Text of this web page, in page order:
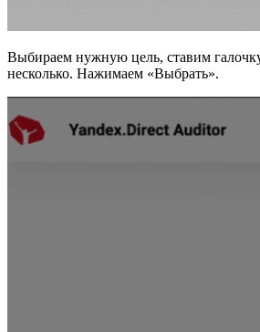
Выбираем нужную цель, ставим
несколько. Нажимаем «Выбрать».